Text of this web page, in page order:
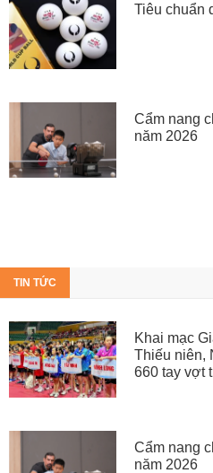
Tiêu chuẩn
Cẩm nang
năm 2026
TIN TỨC
Khai mạc
Thiếu niên,
660 tay vợt
Cẩm nang
năm 2026